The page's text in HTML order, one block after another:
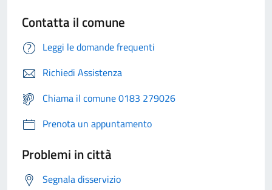
Contatta il comune
Leggi le domande frequenti
Richiedi Assistenza
Chiama il comune 0183 279026
Prenota un appuntamento
Problemi in città
Segnala disservizio